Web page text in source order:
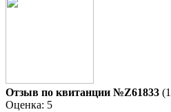
Отзыв по квитанции №Z61833
Оценка: 5